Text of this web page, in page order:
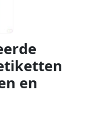
en